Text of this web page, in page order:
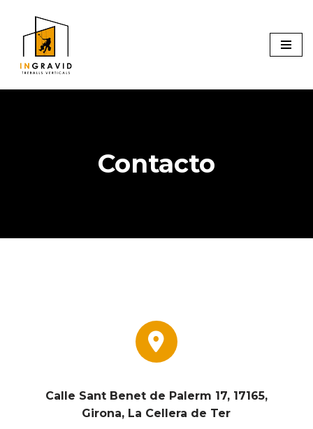
Vés
contingut
Contacto
Calle Sant Benet de Palerm 17, 17165,
Girona, La Cellera de Ter